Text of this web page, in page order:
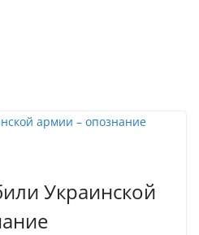
Украинской